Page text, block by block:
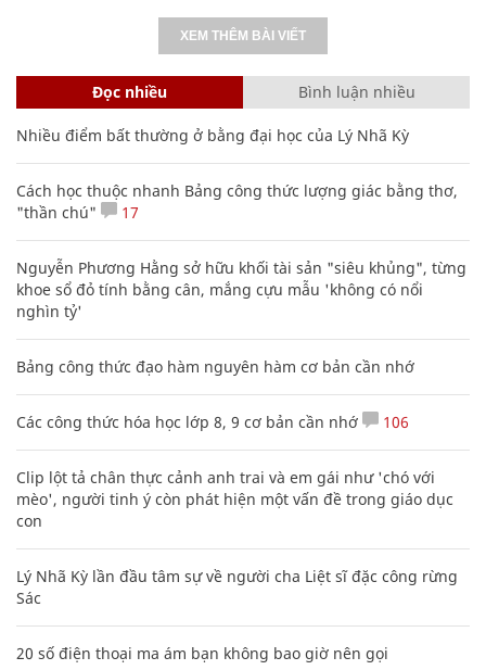
XEM THÊM BÀI VIẾT
Đọc nhiều Bình luận nhiều
Nhiều điểm bất thường ở bằng đại học của Lý Nhã Kỳ
Cách học thuộc nhanh Bảng công thức lượng giác bằng thơ,
"thần chú"
17
Nguyễn Phương Hằng sở hữu khối tài sản "siêu khủng", từng
khoe sổ đỏ tính bằng cân, mắng cựu mẫu 'không có nổi
nghìn tỷ'
Bảng công thức đạo hàm nguyên hàm cơ bản cần nhớ
Các công thức hóa học lớp 8, 9 cơ bản cần nhớ 106
Clip lột tả chân thực cảnh anh trai và em gái như 'chó với
mèo', người tinh ý còn phát hiện một vấn đề trong giáo dục
con
Lý Nhã Kỳ lần đầu tâm sự về người cha Liệt sĩ đặc công rừng
Sác
20 số điện thoại ma ám bạn không bao giờ nên gọi